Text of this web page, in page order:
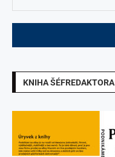
KNIHA ŠÉFREDAKTORA